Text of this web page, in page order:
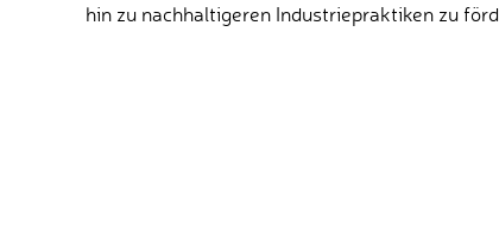
hin zu nachhaltigeren Industriepraktiken zu